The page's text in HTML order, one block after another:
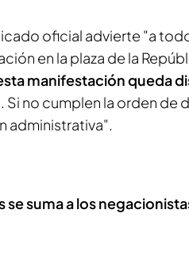
oficial advierte "a
en la plaza de la
manifestación queda
. Si no cumplen la orden de
administrativa".
se suma a los